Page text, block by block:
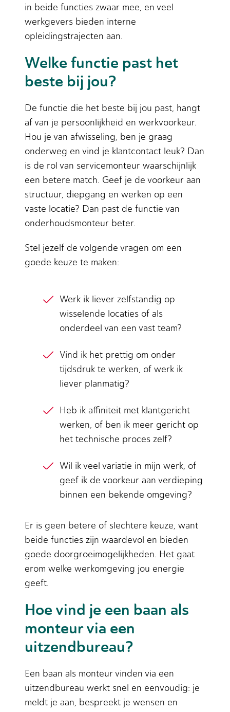
in beide functies zwaar mee, en veel
werkgevers bieden interne
opleidingstrajecten aan.
Welke functie past het
beste bij jou?
De functie die het beste bij jou past, hangt
af van je persoonlijkheid en werkvoorkeur.
Hou je van afwisseling, ben je graag
onderweg en vind je klantcontact leuk? Dan
is de rol van servicemonteur waarschijnlijk
een betere match. Geef je de voorkeur aan
structuur, diepgang en werken op een
vaste locatie? Dan past de functie van
onderhoudsmonteur beter.
Stel jezelf de volgende vragen om een
goede keuze te maken:
Werk ik liever zelfstandig op
wisselende locaties of als
onderdeel van een vast team?
Vind ik het prettig om onder
tijdsdruk te werken, of werk ik
liever planmatig?
Heb ik affiniteit met klantgericht
werken, of ben ik meer gericht op
het technische proces zelf?
Wil ik veel variatie in mijn werk, of
geef ik de voorkeur aan verdieping
binnen een bekende omgeving?
Er is geen betere of slechtere keuze, want
beide functies zijn waardevol en bieden
goede doorgroeimogelijkheden. Het gaat
erom welke werkomgeving jou energie
geeft.
Hoe vind je een baan als
monteur via een
uitzendbureau?
Een baan als monteur vinden via een
uitzendbureau werkt snel en eenvoudig: je
meldt je aan, bespreekt je wensen en